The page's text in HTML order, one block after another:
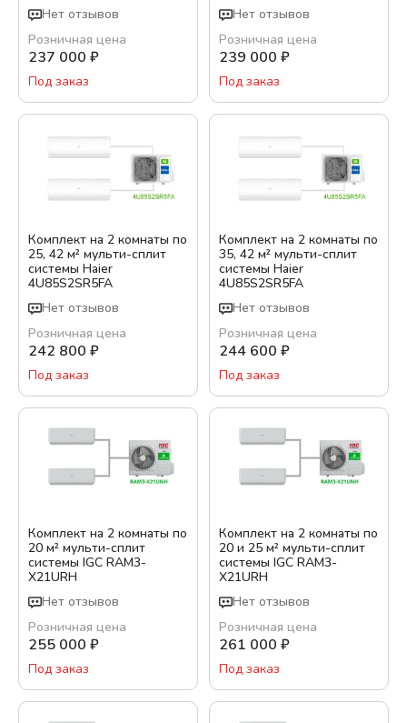
Нет отзывов
Розничная цена
237 000 ₽
Под заказ
Нет отзывов
Розничная цена
239 000 ₽
Под заказ
Комплект на 2 комнаты по
25, 42 м² мульти-сплит
системы Haier
4U85S2SR5FA
Нет отзывов
Розничная цена
242 800 ₽
Под заказ
Комплект на 2 комнаты по
35, 42 м² мульти-сплит
системы Haier
4U85S2SR5FA
Нет отзывов
Розничная цена
244 600 ₽
Под заказ
Комплект на 2 комнаты по
20 м² мульти-сплит
системы IGC RAM3-
X21URH
Нет отзывов
Розничная цена
255 000 ₽
Под заказ
Комплект на 2 комнаты по
20 и 25 м² мульти-сплит
системы IGC RAM3-
X21URH
Нет отзывов
Розничная цена
261 000 ₽
Под заказ